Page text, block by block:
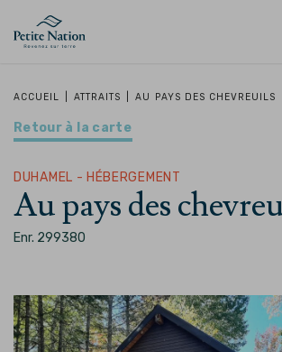
Retour au menu principal
LA RÉGION
Retour au menu principal
PROMENADES – QUOI FAIRE
Retour au menu principal
HÉBERGEMENT
Retour au menu principal
RESTAURANT
ACCUEIL ATTRAITS AU PAYS DES CHEVREUILS
Retour à la carte
DUHAMEL - HÉBERGEMENT
Au pays des
Enr. 299380